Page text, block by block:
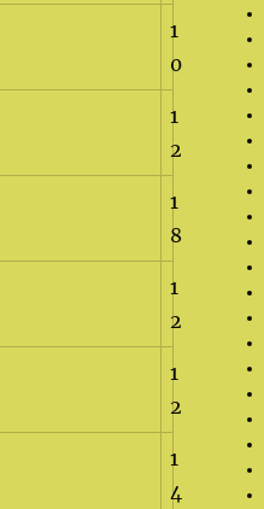
1
0
1
2
1
8
1
2
1
2
1
4